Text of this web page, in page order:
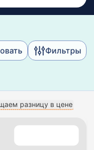
Фильтры
разницу в цене